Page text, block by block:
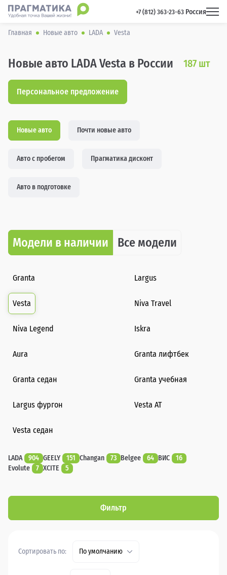
+7 (812) 363-23-63 Россия
Главная Новые авто LADA Vesta
Новые авто LADA Vesta в России 187 шт
Персональное предложение
Новые авто Почти новые авто
Авто с пробегом Прагматика дисконт
Авто в подготовке
Модели в наличии Все модели
Granta Largus
Vesta Niva Travel
Niva Legend Iskra
Aura Granta лифтбек
Granta седан Granta учебная
Largus фургон Vesta AT
Vesta седан
LADA 904 GEELY 151 Changan 73 Belgee 64 ВИС
16
Evolute
7 XCITE 5
Фильтр
Сортировать по: По умолчанию